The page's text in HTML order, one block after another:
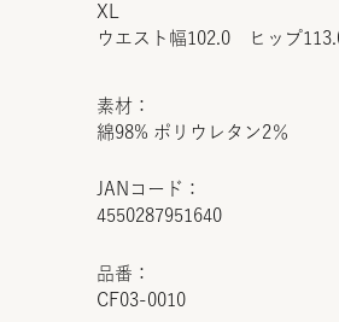
JANコード：
4550287951640
品番：
CF03-0010
XL
ウエスト幅102.0 ヒップ
素材：
綿98% ポリウレタン2％